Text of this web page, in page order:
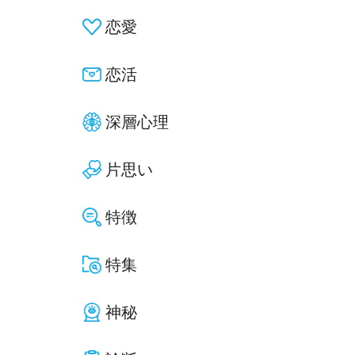
恋愛
恋活
深層心理
片思い
特徴
特集
神秘